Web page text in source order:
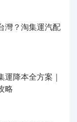
灣？淘集運汽配
運降本全方案｜
略